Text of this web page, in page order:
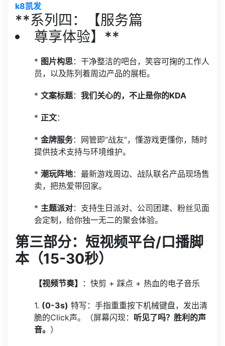
k8凯发
**系列四：【服务篇
尊享体验】**
* 图片构思：干净整洁的吧台，笑容可掬的工作人
员，以及陈列着周边产品的展柜。
* 文案标题： 我们关心的，不止是你的KDA
* 正文：
* 金牌服务：网管即“战友”，懂游戏更懂你，随时
提供技术支持与环境维护。
* 潮玩阵地：最新游戏周边、战队联名产品现场售
卖，把热爱带回家。
* 主题派对：支持生日派对、公司团建、粉丝见面
会定制，给你独一无二的聚会体验。
第三部分：短视频平台/口播脚
本（15-30秒）
【视频节奏】 ：快剪 + 踩点 + 热血的电子音乐
1. (0-3s) 特写：手指重重按下机械键盘，发出清
脆的Click声。（屏幕闪现： 听见了吗？胜利的声
音。 ）